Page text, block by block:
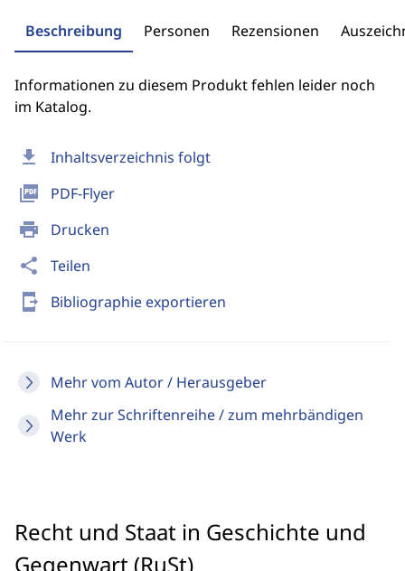
download Inhaltsverzeichnis folgt
picture_as_pdf PDF-Flyer
print Drucken
share Teilen
send_to_mobile Bibliographie exportieren
Mehr vom Autor / Herausgeber
Mehr zur Schriftenreihe / zum mehrbändigen
Werk
Beschreibung Personen Rezensionen
Informationen zu diesem Produkt fehlen leider noch
im Katalog.
Recht und Staat in Geschichte und
Gegenwart (RuSt)